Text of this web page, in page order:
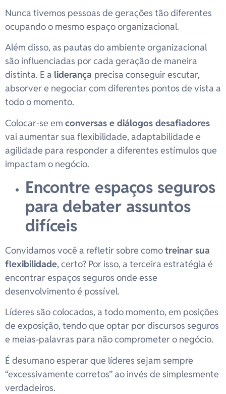
Nunca tivemos pessoas de gerações tão diferentes
ocupando o mesmo espaço organizacional.
Além disso, as pautas do ambiente organizacional
são influenciadas por cada geração de maneira
distinta. E a liderança precisa conseguir escutar,
absorver e negociar com diferentes pontos de vista a
todo o momento.
Colocar-se em conversas e diálogos desafiadores
vai aumentar sua flexibilidade, adaptabilidade e
agilidade para responder a diferentes estímulos que
impactam o negócio.
Encontre espaços seguros
para debater assuntos
difíceis
Convidamos você a refletir sobre comotreinar sua
flexibilidade, certo? Por isso, a terceira estratégia é
encontrar espaços seguros onde esse
desenvolvimento é possível.
Líderes são colocados, a todo momento, em posições
de exposição, tendo que optar por discursos seguros
e meias-palavras para não comprometer o negócio.
É desumano esperar que líderes sejam sempre
“excessivamente corretos” ao invés de simplesmente
verdadeiros.